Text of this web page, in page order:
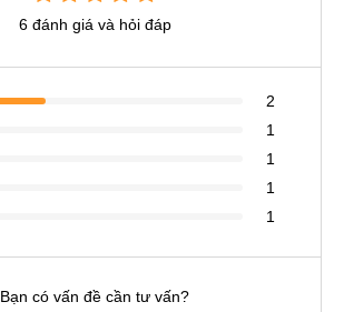
6 đánh giá và hỏi đáp
2
1
1
1
1
Bạn có vấn đề cần tư vấn?